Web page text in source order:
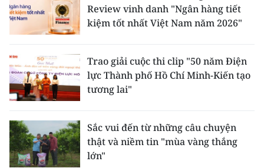
Review vinh danh "Ngân hàng tiết
kiệm tốt nhất Việt Nam năm 2026"
Trao giải cuộc thi clip "50 năm Điện
lực Thành phố Hồ Chí Minh-Kiến tạo
tương lai"
Sắc vui đến từ những câu chuyện
thật và niềm tin "mùa vàng thắng
lớn"